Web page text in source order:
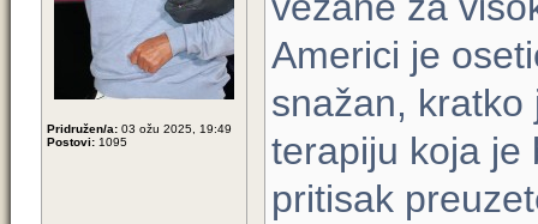
Pridružen/a: 03 ožu 2025, 19:49
Postovi: 1095
Americi je
snažan,
terapiju koja je
pritisak